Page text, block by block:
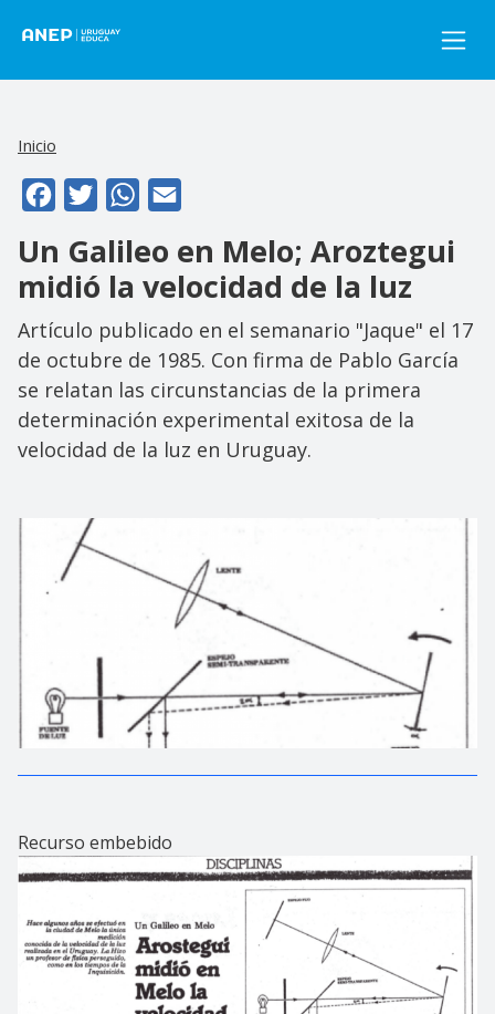
Inicio
FacebookTwitterWhatsApp
Un Galileo en Melo; Aroztegui
midió la velocidad de la luz
Artículo publicado en el semanario "Jaque" el 17
de octubre de 1985. Con firma de Pablo García
se relatan las circunstancias de la primera
determinación experimental exitosa de la
velocidad de la luz en Uruguay.
Recurso embebido